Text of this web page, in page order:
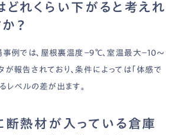
れくらい下がると考えれ
？
例では、屋根裏温度−9℃、室温最大−10〜
が報告されており、条件によっては「体感で
レベルの差が出ます。
熱材が入っている倉庫